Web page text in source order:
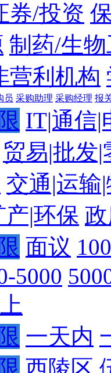
券/投资
制药/生
营利机构
员 采购助理 采购经理 报
IT|通信|
贸易|批发
交通|运输
|环保
面议
5000
一天内